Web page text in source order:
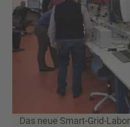
Das neue Smart-Grid-Labor